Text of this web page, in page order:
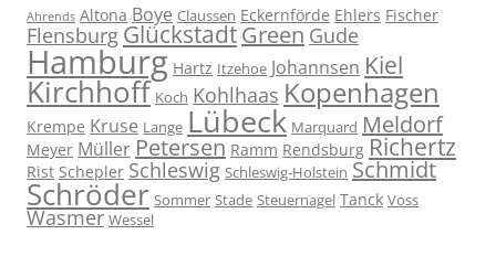
Ahrends Altona Boye Claussen Eckernförde Ehlers Fischer
Flensburg GlückstadtGreen Gude
Hamburg Hartz Itzehoe Johannsen Kiel
Kirchhoff Koch Kohlhaas Kopenhagen
Krempe Kruse Lange Lübeck Marquard Meldorf
Meyer Müller Petersen Ramm Rendsburg Richertz
Rist Schepler Schleswig Schleswig-Holstein Schmidt
Schröder Sommer Stade Steuernagel Tanck Voss
Wasmer Wessel